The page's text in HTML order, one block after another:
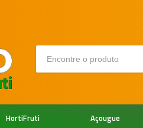
Açougue
HortiFruti